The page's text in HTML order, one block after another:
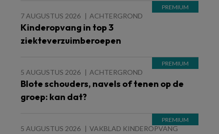
7 AUGUSTUS 2026 ACHTERGROND
Kinderopvang in top 3
ziekteverzuimberoepen
5 AUGUSTUS 2026 ACHTERGROND
Blote schouders, navels of tenen op de
groep: kan dat?
5 AUGUSTUS 2026 VAKBLAD KINDEROPVANG